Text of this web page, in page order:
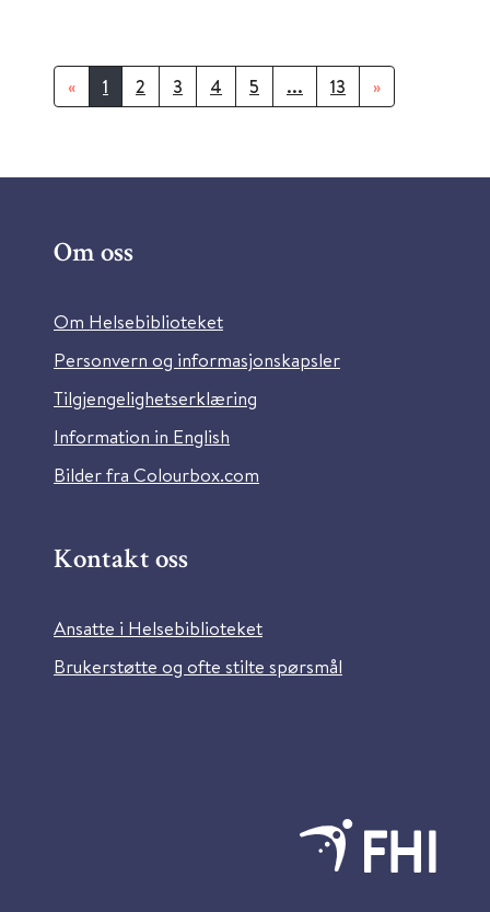
« 1 2 3 4 5 ... 13 »
Om oss
Om Helsebiblioteket
Personvern og informasjonskapsler
Tilgjengelighetserklæring
Information in English
Bilder fra Colourbox.com
Kontakt oss
Ansatte i Helsebiblioteket
Brukerstøtte og ofte stilte spørsmål